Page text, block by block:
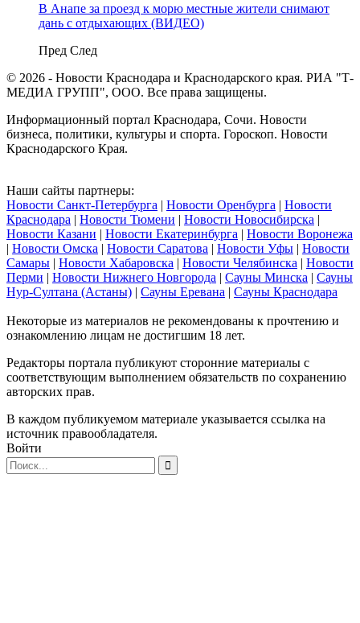
В Анапе за проезд к морю местные жители снимают
дань с отдыхающих (ВИДЕО)
Пред След
© 2026 - Новости Краснодара и Краснодарского края. РИА "Т-
МЕДИА ГРУПП", ООО. Все права защищены.
Информационный портал Краснодара, Сочи. Новости
бизнеса, политики, культуры и спорта. Гороскоп. Новости
Краснодарского Края.
Наши сайты партнеры:
Новости Санкт-Петербурга | Новости Оренбурга | Новости
Краснодара | Новости Тюмени | Новости Новосибирска |
Новости Казани | Новости Екатеринбурга | Новости Воронежа
| Новости Омска | Новости Саратова | Новости Уфы | Новости
Самары | Новости Хабаровска | Новости Челябинска | Новости
Перми | Новости Нижнего Новгорода | Сауны Минска | Сауны
Нур-Султана (Астаны) | Сауны Еревана | Сауны Краснодара
Некоторые из материалов не рекомендованы к прочтению и
ознакомлению лицам не достигшим 18 лет.
Редакторы портала публикуют сторонние материалы с
соответствующим выполнением обязательств по сохранению
авторских прав.
В каждом публикуемом материале указывается ссылка на
источник правообладателя.
Войти